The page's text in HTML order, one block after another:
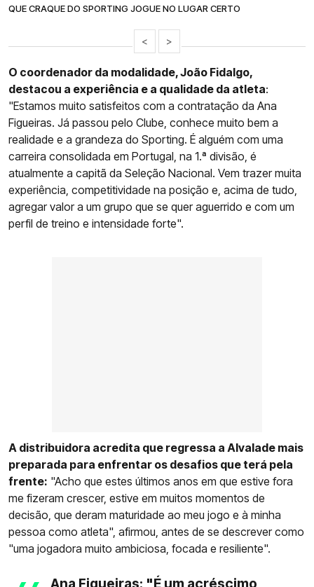
QUE CRAQUE DO SPORTING JOGUE NO LUGAR CERTO
< >
O coordenador da modalidade, João Fidalgo,
destacou a experiência e a qualidade da atleta:
"Estamos muito satisfeitos com a contratação da Ana
Figueiras. Já passou pelo Clube, conhece muito bem a
realidade e a grandeza do Sporting. É alguém com uma
carreira consolidada em Portugal, na 1.ª divisão, é
atualmente a capitã da Seleção Nacional. Vem trazer muita
experiência, competitividade na posição e, acima de tudo,
agregar valor a um grupo que se quer aguerrido e com um
perfil de treino e intensidade forte".
A distribuidora acredita que regressa a Alvalade mais
preparada para enfrentar os desafios que terá pela
frente: "Acho que estes últimos anos em que estive fora
me fizeram crescer, estive em muitos momentos de
decisão, que deram maturidade ao meu jogo e à minha
pessoa como atleta", afirmou, antes de se descrever como
"uma jogadora muito ambiciosa, focada e resiliente".
Ana Figueiras: "É um acréscimo